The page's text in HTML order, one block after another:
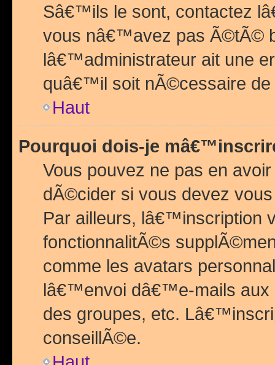
Sâ€™ils le sont, contactez
vous nâ€™avez pas Ã©tÃ©
lâ€™administrateur ait une
quâ€™il soit nÃ©cessaire de
Haut
Pourquoi dois-je
Vous pouvez ne pas en
dÃ©cider si vous devez
Par ailleurs, lâ€™inscription
fonctionnalitÃ©s
comme les avatars
lâ€™envoi dâ€™e-mails
des groupes, etc.
conseillÃ©e.